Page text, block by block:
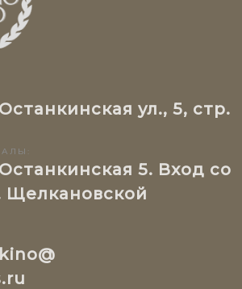
ул., 5, стр.
5. Вход со
Щелкановской